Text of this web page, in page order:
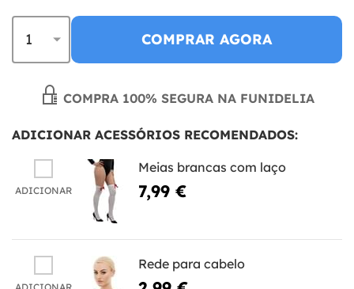
COMPRAR AGORA
COMPRA 100% SEGURA NA FUNIDELIA
ADICIONAR ACESSÓRIOS RECOMENDADOS:
ADICIONAR
Meias brancas com laço
7,99 €
ADICIONAR
Rede para cabelo